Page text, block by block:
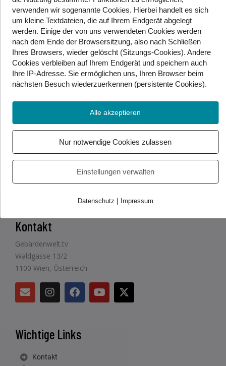
einfach selber vorbereiten kannst.
*Alternativlink zum Beitrag:YouTube
Foto/Video Credits: Gebärdenwelt.tv
Beitrag teilen
Kontakt
Gebärdenwelt.tv
Waldgasse 13/2
1100 Wien, Österreich
Wichtige Links
Kontakt
verwenden wir sogenannte Cookies. Hierbei handelt es sich
um kleine Textdateien, die auf Ihrem Endgerät abgelegt
werden. Einige der von uns verwendeten Cookies werden
nach dem Ende der Browsersitzung, also nach Schließen
Ihres Browsers, wieder gelöscht (Sitzungs-Cookies). Andere
Cookies verbleiben auf Ihrem Endgerät und speichern auch
Ihre IP-Adresse. Sie ermöglichen uns, Ihren Browser beim
nächsten Besuch wiederzuerkennen (persistente Cookies).
Alle akzeptieren
Nur notwendige Cookies zulassen
Einstellungen verwalten
Datenschutz | Impressum